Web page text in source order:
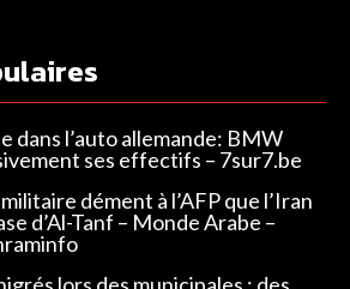
dans l’auto allemande: BMW
ses effectifs – 7sur7.be
dément à l’AFP que l’Iran
d’Al-Tanf – Monde Arabe –
lors des municipales : des